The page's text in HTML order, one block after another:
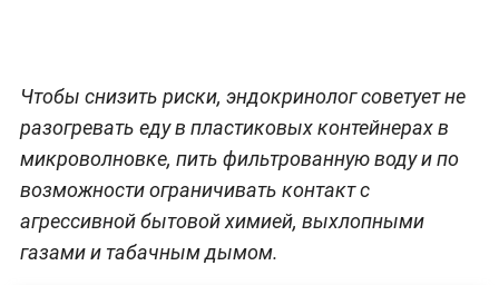
Чтобы снизить риски, эндокринолог советует не
разогревать еду в пластиковых контейнерах в
микроволновке, пить фильтрованную воду и по
возможности ограничивать контакт с
агрессивной бытовой химией, выхлопными
газами и табачным дымом.